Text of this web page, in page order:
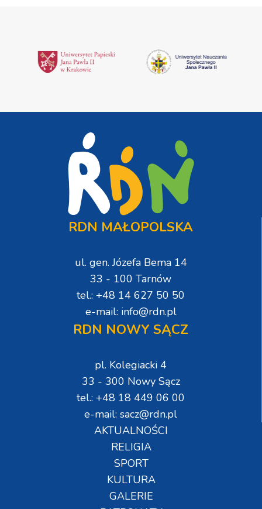
RDN MAŁOPOLSKA
ul. gen. Józefa Bema 14
33 - 100 Tarnów
tel.: +48 14 627 50 50
e-mail: info@rdn.pl
RDN NOWY SĄCZ
pl. Kolegiacki 4
33 - 300 Nowy Sącz
tel.: +48 18 449 06 00
e-mail: sacz@rdn.pl
AKTUALNOŚCI
RELIGIA
SPORT
KULTURA
GALERIE